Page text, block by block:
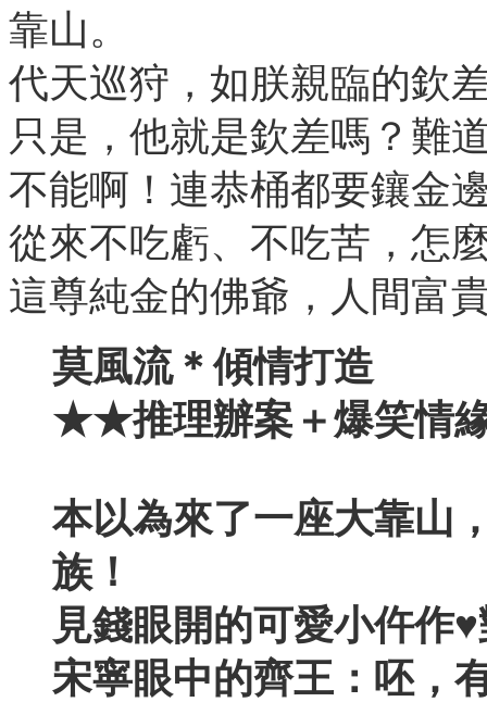
靠山。
代天巡狩，如朕親臨的欽
只是，他就是欽差嗎？難
不能啊！連恭桶都要鑲金
從來不吃虧、不吃苦，怎
這尊純金的佛爺，人間富
莫風流＊傾情打造
★★推理辦案＋爆笑情
本以為來了一座大靠山
族！
見錢眼開的可愛小仵作♥
宋寧眼中的齊王：呸，